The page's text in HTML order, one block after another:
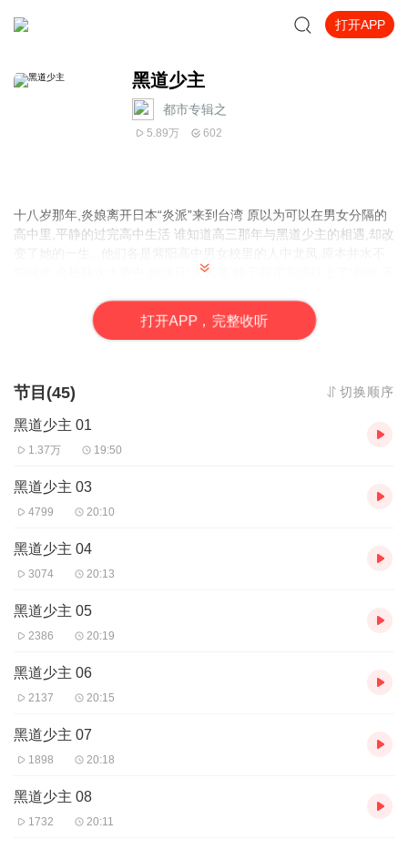
打开APP
黑道少主
都市专辑之
5.89万 602
十八岁那年,炎娘离开日本“炎派”来到台湾 原以为可以在男女分隔的
高中里,平静的过完高中生活 谁知道高三那年与黑道少主的相遇,却改
犯河水 合校联欢大赛中,她这只“火风凰”终于跟霍东流扛上了!自此,不
的朋友当她的男朋友 这真是气坏了霍东流,难道她连感情也可以拿来
.....每天更新三篇，喜欢我们的节目吗？
欢迎关注微信
打开APP，完整收听
节目(45) 切换顺序
黑道少主 01
1.37万 19:50
黑道少主 03
4799 20:10
黑道少主 04
3074 20:13
黑道少主 05
2386 20:19
黑道少主 06
2137 20:15
黑道少主 07
1898 20:18
黑道少主 08
1732 20:11